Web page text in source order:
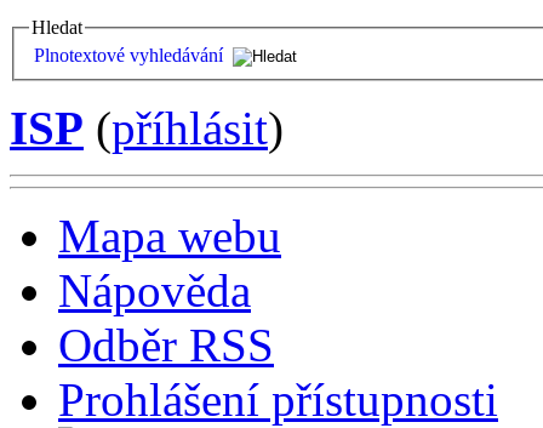
Hledat
Plnotextové vyhledávání
ISP (příhlásit)
Mapa webu
Nápověda
Odběr RSS
Prohlášení přístupnosti